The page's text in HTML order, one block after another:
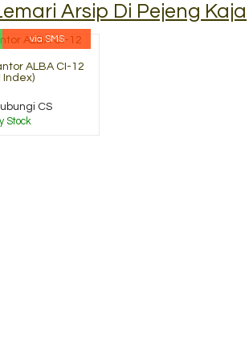
Arsip Di Pejeng Kaja
via SMS
ALBA CI-12
Index)
CS
Stock